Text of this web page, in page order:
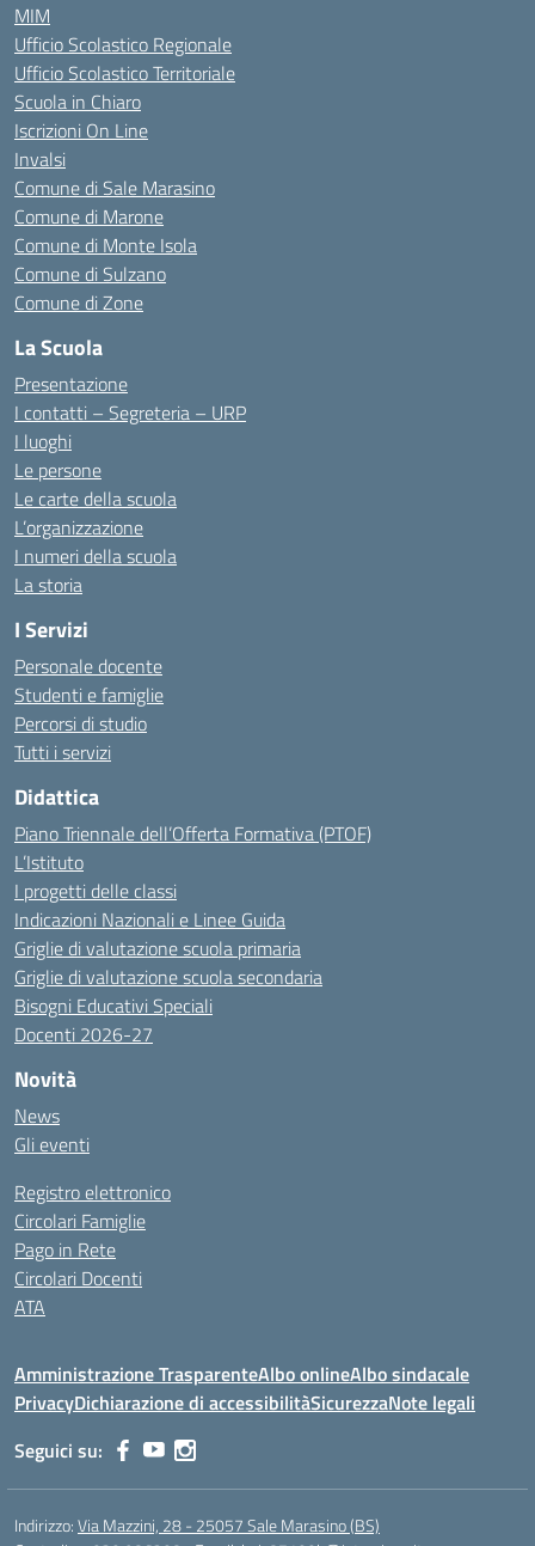
MIM
Ufficio Scolastico Regionale
Ufficio Scolastico Territoriale
Scuola in Chiaro
Iscrizioni On Line
Invalsi
Comune di Sale Marasino
Comune di Marone
Comune di Monte Isola
Comune di Sulzano
Comune di Zone
La Scuola
Presentazione
I contatti – Segreteria – URP
I luoghi
Le persone
Le carte della scuola
L’organizzazione
I numeri della scuola
La storia
I Servizi
Personale docente
Studenti e famiglie
Percorsi di studio
Tutti i servizi
Didattica
Piano Triennale dell’Offerta Formativa (PTOF)
L’Istituto
I progetti delle classi
Indicazioni Nazionali e Linee Guida
Griglie di valutazione scuola primaria
Griglie di valutazione scuola secondaria
Bisogni Educativi Speciali
Docenti 2026-27
Novità
News
Gli eventi
Registro elettronico
Circolari Famiglie
Pago in Rete
Circolari Docenti
ATA
Amministrazione TrasparenteAlbo onlineAlbo sindacale
PrivacyDichiarazione di accessibilitàSicurezzaNote legali
Seguici su:
Indirizzo:Via Mazzini, 28 - 25057 Sale Marasino (BS)